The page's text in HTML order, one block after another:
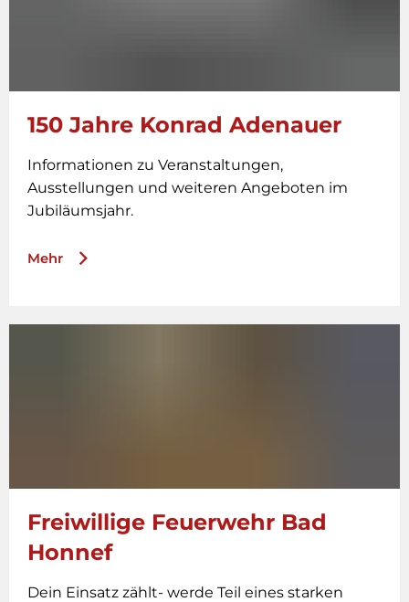
150 Jahre Konrad Adenauer
Informationen zu Veranstaltungen,
Ausstellungen und weiteren Angeboten im
Jubiläumsjahr.
Mehr
Freiwillige Feuerwehr Bad
Honnef
Dein Einsatz zählt- werde Teil eines starken